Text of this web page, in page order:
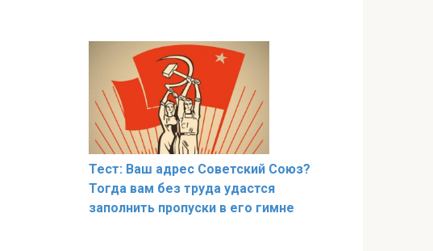
Тест: Ваш адрес Советский Союз?
Тогда вам без труда удастся
заполнить пропуски в его гимне